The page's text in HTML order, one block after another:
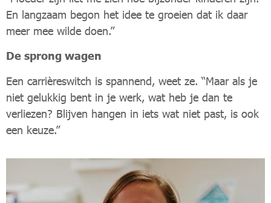
En langzaam begon het idee te groeien dat ik daar
meer mee wilde doen.”
De sprong wagen
Een carrièreswitch is spannend, weet ze. “Maar als je
niet gelukkig bent in je werk, wat heb je dan te
verliezen? Blijven hangen in iets wat niet past, is ook
een keuze.”